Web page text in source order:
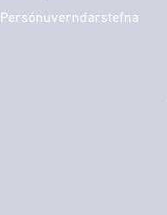
Persónuverndarstefna